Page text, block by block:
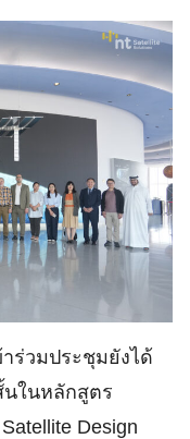
ร่วมประชุมยังได้
นในหลักสูตร
Design